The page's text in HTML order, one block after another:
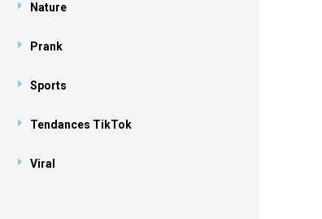
Nature
Prank
Sports
Tendances TikTok
Viral